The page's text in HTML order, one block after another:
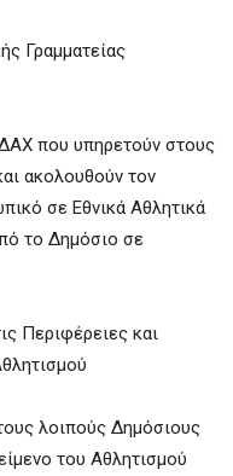
Γραμματείας
που υπηρετούν στους
ακολουθούν τον
σε Εθνικά Αθλητικά
το Δημόσιο σε
Περιφέρειες και
λοιπούς Δημόσιους
του Αθλητισμού